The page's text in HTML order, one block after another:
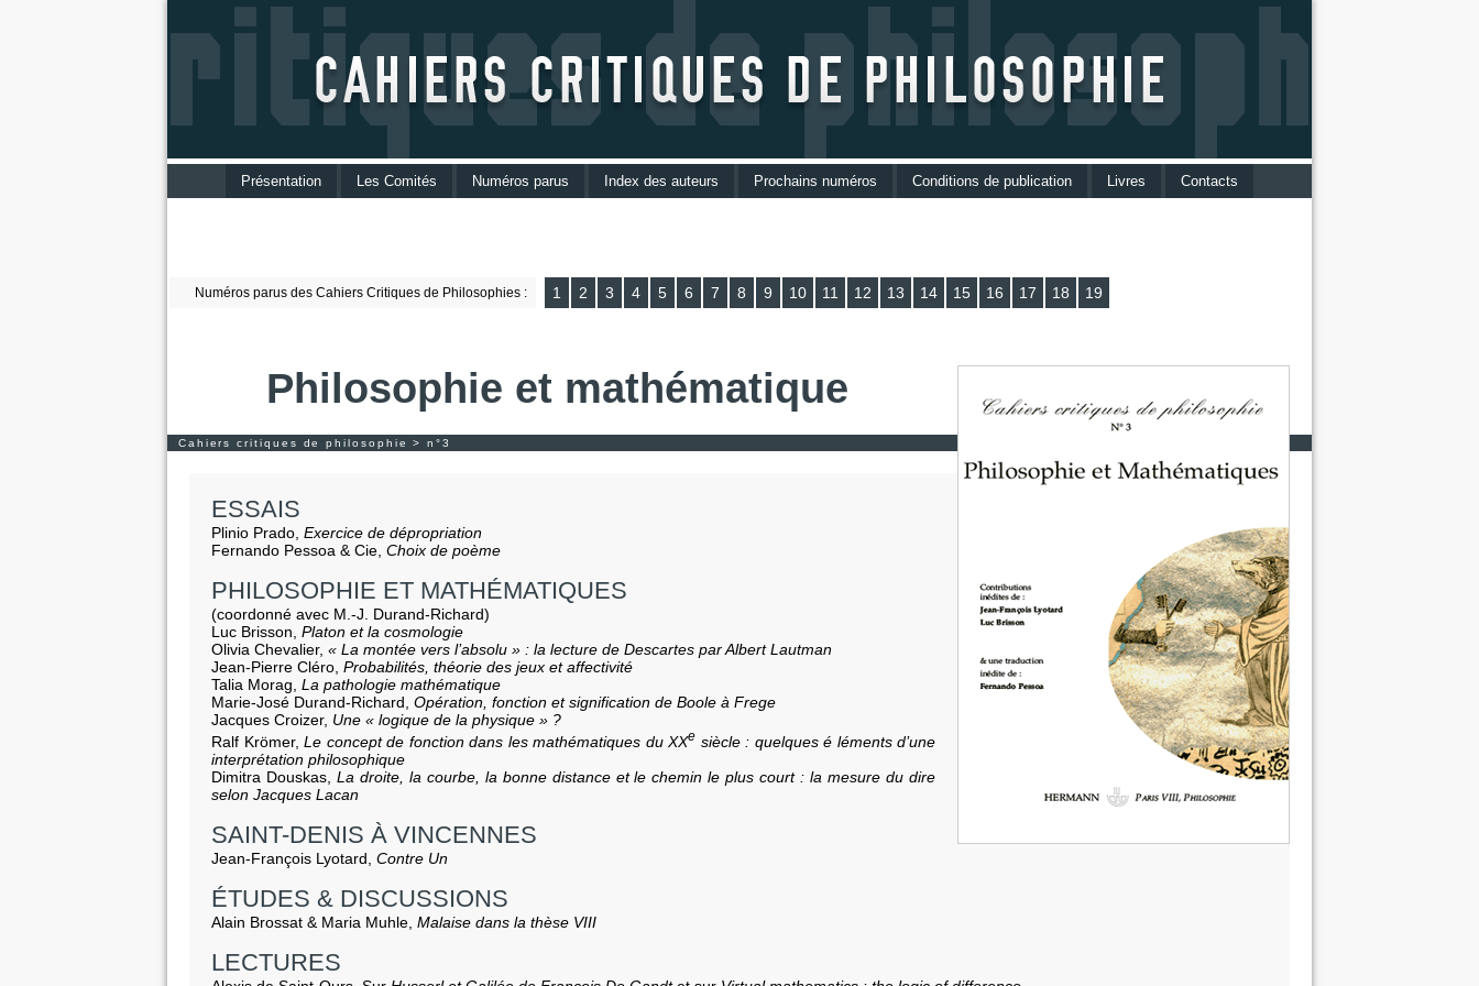
Présentation Les Comités Numéros parus Index des auteurs Prochains numéros Conditions de publication Livres Contacts
Numéros parus des Cahiers Critiques de Philosophies : 1 2 3 4 5 6 7 8 9 10 11 12 13 14 15 16 17 18 19
Philosophie et mathématique
Cahiers critiques de philosophie > n°3
ESSAIS
Plinio Prado, Exercice de dépropriation
Fernando Pessoa & Cie, Choix de poème
PHILOSOPHIE ET MATHÉMATIQUES
(coordonné avec M.-J. Durand-Richard)
Luc Brisson, Platon et la cosmologie
Olivia Chevalier, « La montée vers l’absolu » : la lecture de Descartes par Albert Lautman
Jean-Pierre Cléro, Probabilités, théorie des jeux et affectivité
Talia Morag, La pathologie mathématique
Marie-José Durand-Richard, Opération, fonction et signification de Boole à Frege
Jacques Croizer, Une « logique de la physique » ?
Ralf Krömer, Le concept de fonction dans les mathématiques du XXe siècle : quelques é léments d’une
interprétation philosophique
Dimitra Douskas, La droite, la courbe, la bonne distance et le chemin le plus court : la mesure du dire
selon Jacques Lacan
SAINT-DENIS À VINCENNES
Jean-François Lyotard, Contre Un
ÉTUDES & DISCUSSIONS
Alain Brossat & Maria Muhle, Malaise dans la thèse VIII
LECTURES